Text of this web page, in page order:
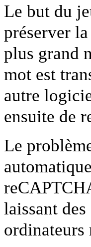
Le but du
préserver
plus grand
mot est
autre
ensuite de
Le
laissant
ordinateurs